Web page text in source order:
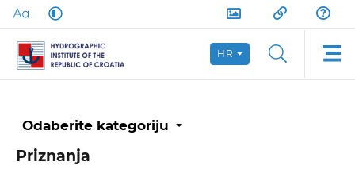
HR
Odaberite kategoriju
Priznanja